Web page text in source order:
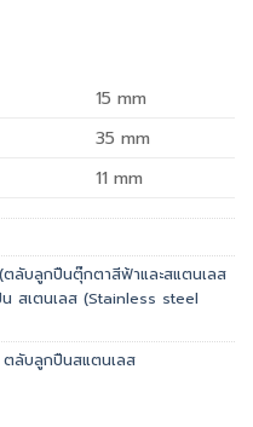
15 mm
35 mm
11 mm
ลับลูกปืนตุ๊กตาสีฟ้าและสแตนเลส
สเตนเลส (Stainless steel
ตลับลูกปืนสแตนเลส